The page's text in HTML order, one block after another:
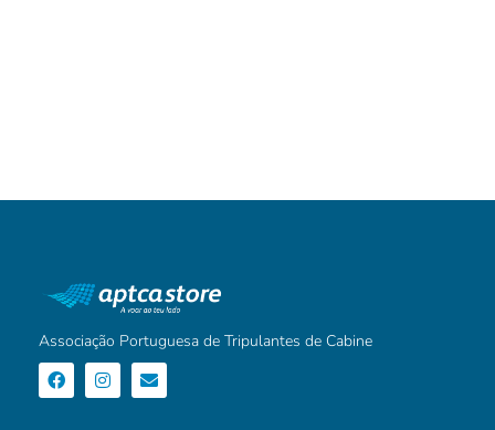
Associação Portuguesa de Tripulantes de Cabine